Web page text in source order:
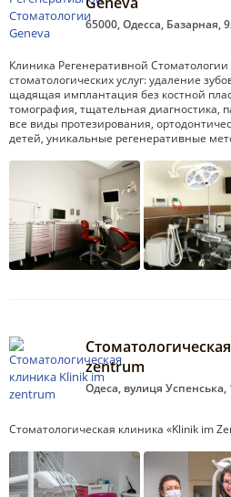
65000, Одесса, Базарная,
Клиника Регенеративной
стоматологических услуг: удаление
щадящая имплантация без костной
томография, тщательная диагностика,
все виды протезирования,
детей, уникальные регенеративные
zentrum
Одеса, вулиця Успенська,
Стоматологическая клиника «Klinik im